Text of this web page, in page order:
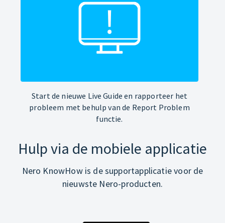
Start de nieuwe Live Guide en rapporteer het
probleem met behulp van de Report Problem
functie.
Hulp via de mobiele applicatie
Nero KnowHow is de supportapplicatie voor de
nieuwste Nero-producten.